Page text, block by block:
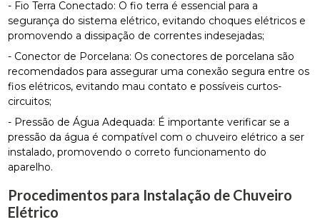
- Fio Terra Conectado: O fio terra é essencial para a
segurança do sistema elétrico, evitando choques elétricos e
promovendo a dissipação de correntes indesejadas;
- Conector de Porcelana: Os conectores de porcelana são
recomendados para assegurar uma conexão segura entre os
fios elétricos, evitando mau contato e possíveis curtos-
circuitos;
- Pressão de Água Adequada: É importante verificar se a
pressão da água é compatível com o chuveiro elétrico a ser
instalado, promovendo o correto funcionamento do
aparelho.
Procedimentos para Instalação de Chuveiro
Elétrico